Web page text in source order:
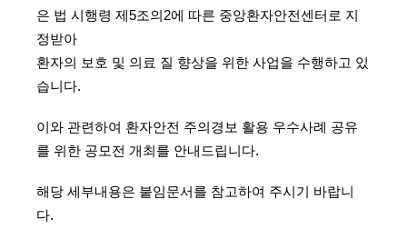
은 법 시행령 제5조의2에 따른 중앙환자안전센터로 지
정받아
환자의 보호 및 의료 질 향상을 위한 사업을 수행하고 있
습니다.
이와 관련하여 환자안전 주의경보 활용 우수사례 공유
를 위한 공모전 개최를 안내드립니다.
해당 세부내용은 붙임문서를 참고하여 주시기 바랍니
다.